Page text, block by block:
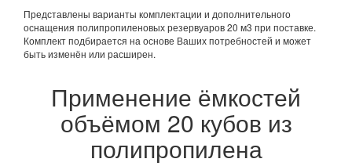
Представлены варианты комплектации и дополнительного
оснащения полипропиленовых резервуаров 20 м3 при поставке.
Комплект подбирается на основе Ваших потребностей и может
быть изменён или расширен.
Применение ёмкостей
объёмом 20 кубов из
полипропилена